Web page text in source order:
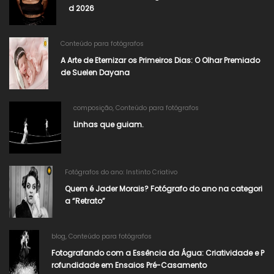
d 2026
Conteúdo para fotógrafos
A Arte de Eternizar os Primeiros Dias: O Olhar Premiado
de Suelen Dayana​
composição, Conteúdo para fotógrafos
Linhas que guiam.
Fotógrafos do ano: Instinto Criativo
Quem é Jader Morais? Fotógrafo do ano na categori
a “Retrato”
blog,Conteúdo para fotógrafos
Fotografando com a Essência da Água: Criatividade e P
rofundidade em Ensaios Pré-Casamento